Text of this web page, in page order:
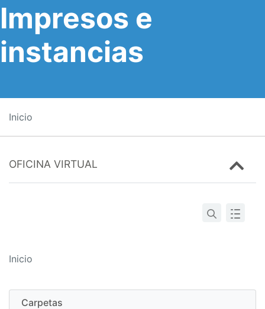
Impresos e
instancias
Inicio
OFICINA VIRTUAL
Inicio
Carpetas